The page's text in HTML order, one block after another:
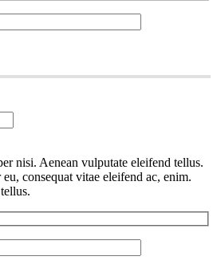
nisi. Aenean vulputate eleifend tellus.
consequat vitae eleifend ac, enim.